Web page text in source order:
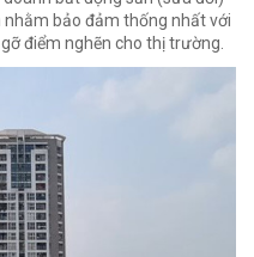
bảo đảm thống nhất với
điểm nghẽn cho thị trường.